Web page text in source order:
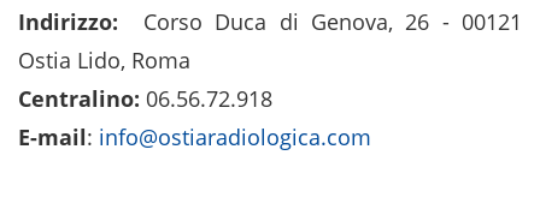
Indirizzo: Corso Duca di Genova, 26 - 00121
Ostia Lido, Roma
Centralino: 06.56.72.918
E-mail: info@ostiaradiologica.com